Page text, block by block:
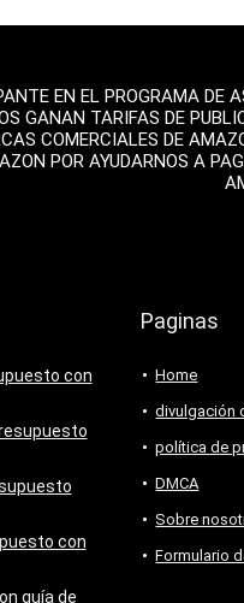
EN EL PROGRAMA
GANAN TARIFAS DE
COMERCIALES DE
POR AYUDARNOS A
con
con
guía de
Paginas
Home
divulgación
política de
DMCA
Sobre
Formulario